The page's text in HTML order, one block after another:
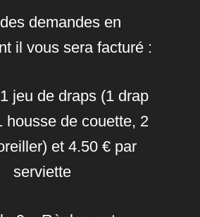
demandes en
il vous sera facturé :
jeu de draps (1 drap
housse de couette, 2
et 4.50 € par
serviette